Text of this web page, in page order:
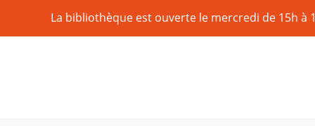
La bibliothèque est ouverte le mercredi de 15h à